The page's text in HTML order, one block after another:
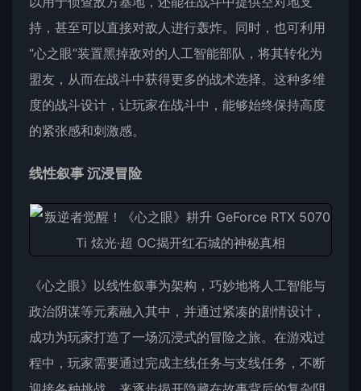
持，甚至可以直接对敌人进行轰炸。同时，也可利用
“心之眼”装置黑掉敌对的人工智能部队，将其转化为
盟友，从而在战斗中获得更多的战术选择。这种多维
度的战斗设计，让玩家在战斗中，能够始终保持高度
的紧张感和刺激感。
线性叙事 沉浸冒险
《心之眼》以线性叙事为架构，巧妙地将人工智能与
政治阴谋等元素融入其中，并通过紧凑的剧情设计，
成功为玩家打造了一场沉浸式的冒险之旅。在游戏过
程中，玩家需要通过完成主线任务与支线任务，不断